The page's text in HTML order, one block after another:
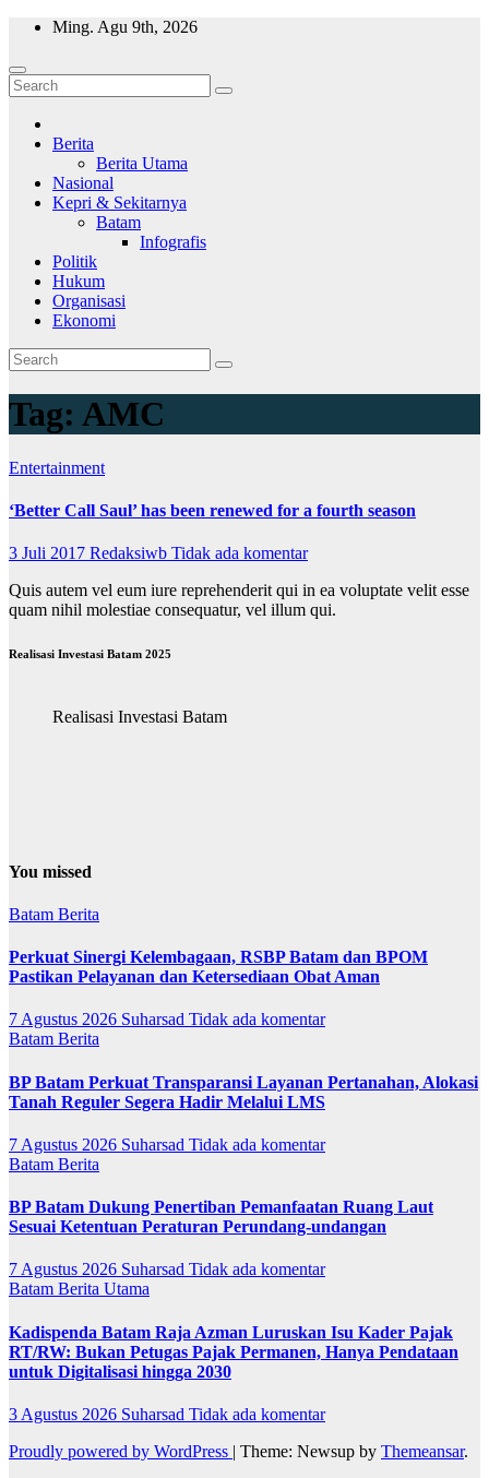
Skip
content
Ming. Agu 9th, 2026
Wajah Batam
CCTV nya kota Batam
Berita
Berita Utama
Nasional
Kepri & Sekitarnya
Batam
Infografis
Politik
Hukum
Organisasi
Ekonomi
Tag: AMC
Entertainment
‘Better Call Saul’ has been renewed for a fourth season
3 Juli 2017 Redaksiwb Tidak ada komentar
Quis autem vel eum iure reprehenderit qui in ea voluptate velit esse
quam nihil molestiae consequatur, vel illum qui.
Realisasi Investasi Batam 2025
Realisasi Investasi Batam
You missed
Batam Berita
Perkuat Sinergi Kelembagaan, RSBP Batam dan BPOM
Pastikan Pelayanan dan Ketersediaan Obat Aman
7 Agustus 2026 Suharsad Tidak ada komentar
Batam Berita
BP Batam Perkuat Transparansi Layanan Pertanahan, Alokasi
Tanah Reguler Segera Hadir Melalui LMS
7 Agustus 2026 Suharsad Tidak ada komentar
Batam Berita
BP Batam Dukung Penertiban Pemanfaatan Ruang Laut
Sesuai Ketentuan Peraturan Perundang-undangan
7 Agustus 2026 Suharsad Tidak ada komentar
Batam Berita Utama
Kadispenda Batam Raja Azman Luruskan Isu Kader Pajak
RT/RW: Bukan Petugas Pajak Permanen, Hanya Pendataan
untuk Digitalisasi hingga 2030
3 Agustus 2026 Suharsad Tidak ada komentar
Proudly powered by WordPress | Theme: Newsup by Themeansar.